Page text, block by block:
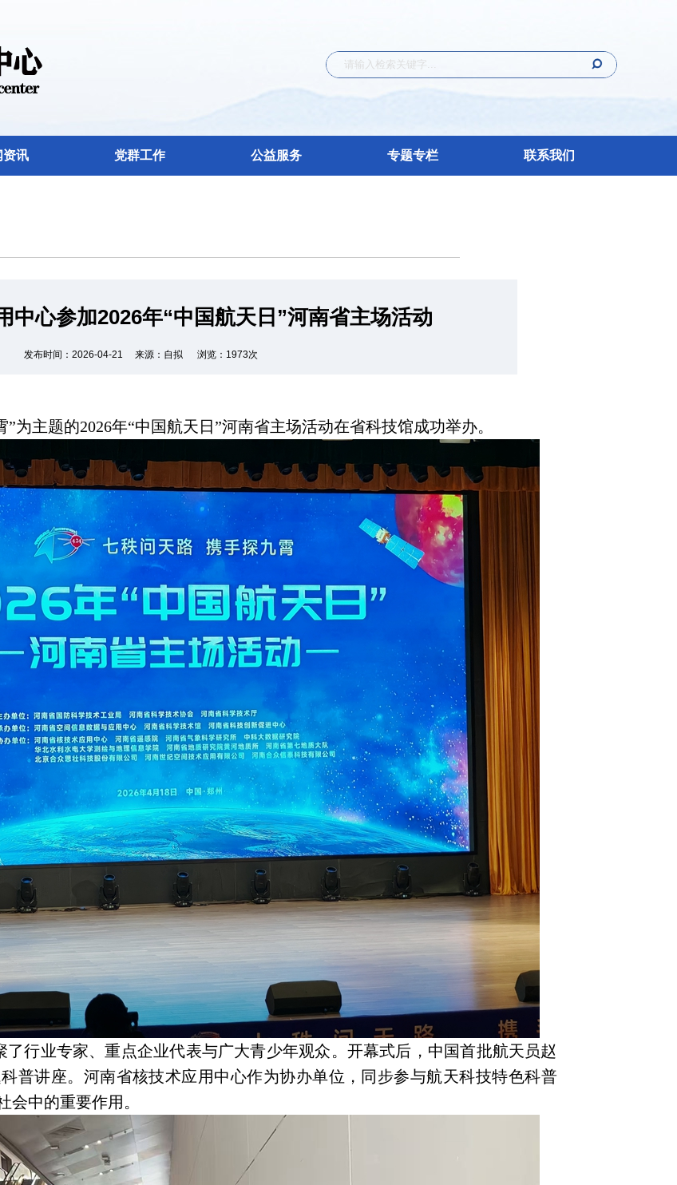
资讯 党群工作 公益服务 专题专栏 联系我们
中心参加2026年“中国航天日”河南省主场活动
发布时间：2026-04-21 来源：自拟 浏览：1973次
为主题的2026年“中国航天日”河南省主场活动在省科技馆成功举办。
行业专家、重点企业代表与广大青少年观众。开幕式后，中国首批航天员赵
普讲座。河南省核技术应用中心作为协办单位，同步参与航天科技特色科普
会中的重要作用。